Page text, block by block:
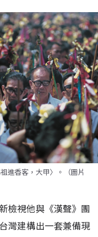
進香客，大甲〉。（圖片
檢視他與《漢聲》團
灣建構出一套兼備現